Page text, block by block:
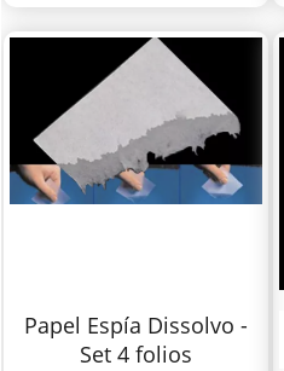
Papel Espía Dissolvo -
Set 4 folios